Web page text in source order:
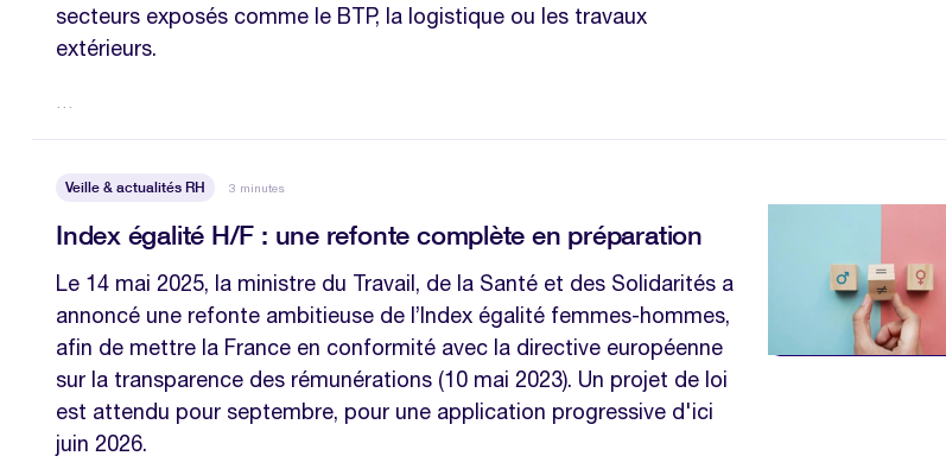
secteurs exposés comme le BTP, la logistique ou les travaux
extérieurs.
…
Veille & actualités RH 3 minutes
Index égalité H/F : une refonte complète en préparation
Le 14 mai 2025, la ministre du Travail, de la Santé et des Solidarités a
annoncé une refonte ambitieuse de l’Index égalité femmes-hommes,
afin de mettre la France en conformité avec la directive européenne
sur la transparence des rémunérations (10 mai 2023). Un projet de loi
est attendu pour septembre, pour une application progressive d'ici
juin 2026.